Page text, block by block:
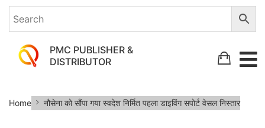
PMC PUBLISHER &
DISTRIBUTOR
नौसेना
कोHome नौसेना को सौंपा गया स्वदेश निर्मित पहला डाइविंग सपोर्ट वेसल निस्तार